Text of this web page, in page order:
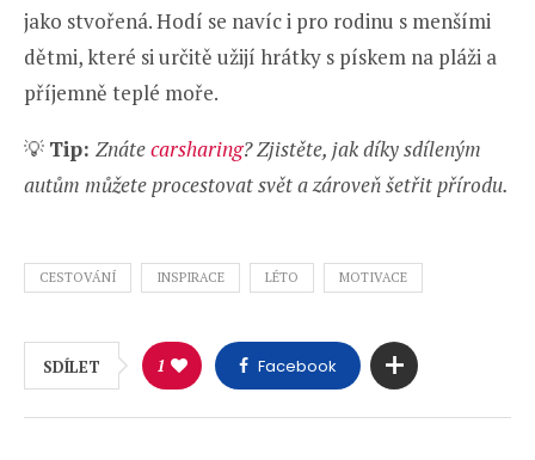
jako stvořená. Hodí se navíc i pro rodinu s menšími
dětmi, které si určitě užijí hrátky s pískem na pláži a
příjemně teplé moře.
💡 Tip: Znátecarsharing? Zjistěte, jak díky sdíleným
autům můžete procestovat svět a zároveň šetřit přírodu.
CESTOVÁNÍ INSPIRACE LÉTO MOTIVACE
SDÍLET 1 Facebook